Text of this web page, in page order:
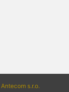
Antecom s.r.o.